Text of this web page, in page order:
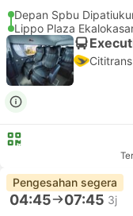
Depan Spbu
Lippo Plaza
Cititrans
Pengesahan segera
04:45 07:45 3j